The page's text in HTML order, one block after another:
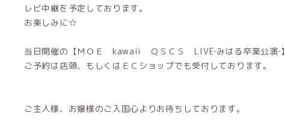
レビ中継を予定しております。
お楽しみに☆
当日開催の【ＭＯＥ kawaii ＱＳＣＳ LIVE‐みはる卒業公演‐】
ご予約は店頭、もしくはＥＣショップでも受付しております。
ご主人様、お嬢様のご入国心よりお待ちしております。